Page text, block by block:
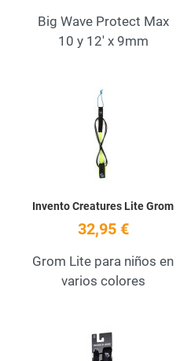
Big Wave Protect Max
10 y 12' x 9mm
Invento Creatures Lite Grom
32,95 €
Grom Lite para niños en
varios colores
Add to Wishlist